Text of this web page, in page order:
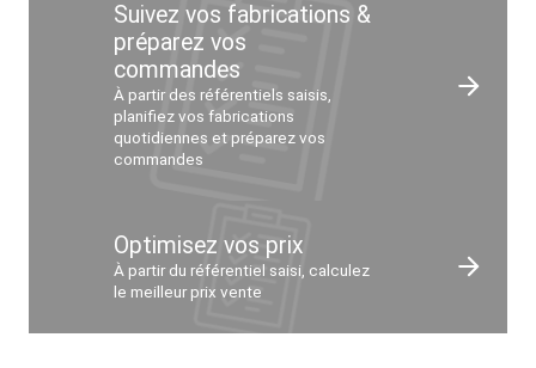
Suivez vos fabrications &
préparez vos
commandes
À partir des référentiels saisis,
planifiez vos fabrications
quotidiennes et préparez vos
commandes
Optimisez vos prix
À partir du référentiel saisi, calculez
le meilleur prix vente